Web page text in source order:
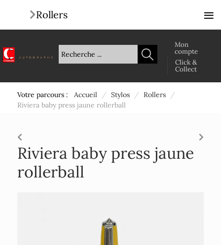
Mon
compte
Click &
Collect
Votre parcours : Accueil / Stylos / Rollers
/
Riviera baby press jaune rollerball
Riviera baby press jaune
rollerball
Rollers ≡